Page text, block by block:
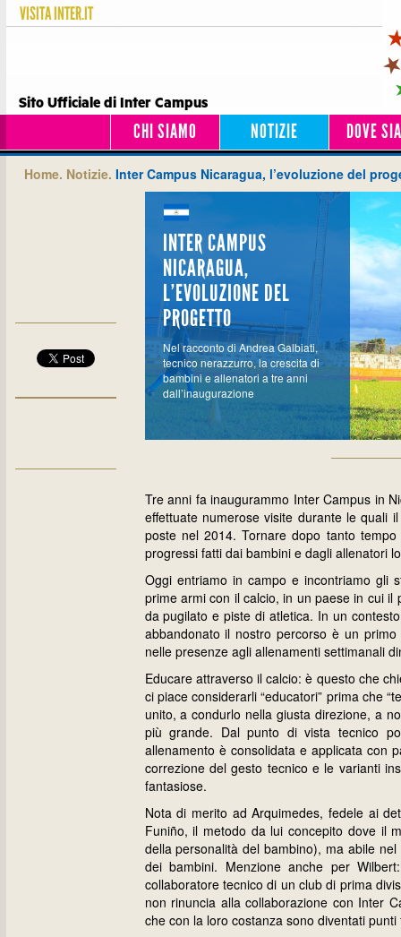
VISITAINTER.IT
Sito Ufficiale di Inter Campus
CHI SIAMO NOTIZIE DOVE
Home. Notizie. Inter Campus Nicaragua, l’evoluzione del
INTER CAMPUS
NICARAGUA,
L’EVOLUZIONE DEL
PROGETTO
Nel racconto di Andrea Galbiati,
tecnico nerazzurro, la crescita di
bambini e allenatori a tre anni
dall’inaugurazione
Tre anni fa inaugurammo Inter Campus in
effettuate numerose visite durante le quali
poste nel 2014. Tornare dopo tanto
progressi fatti dai bambini e dagli allenatori
Oggi entriamo in campo e incontriamo gli
prime armi con il calcio, in un paese in cui
da pugilato e piste di atletica. In un
abbandonato il nostro percorso è un
nelle presenze agli allenamenti settimanali
Educare attraverso il calcio: è questo che
ci piace considerarli “educatori” prima che
unito, a condurlo nella giusta direzione, a
più grande. Dal punto di vista tecnico
allenamento è consolidata e applicata con
correzione del gesto tecnico e le varianti
fantasiose.
Nota di merito ad Arquimedes, fedele ai
Funiño, il metodo da lui concepito dove il
della personalità del bambino), ma abile
dei bambini. Menzione anche per
collaboratore tecnico di un club di prima
non rinuncia alla collaborazione con Inter
che con la loro costanza sono diventati